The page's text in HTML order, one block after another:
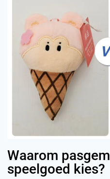
Waarom
speelgoed kies?